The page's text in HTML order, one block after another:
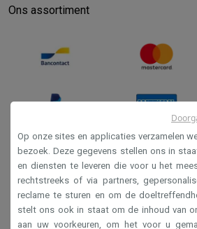
Ons assortiment
Privacy
Disclaimer
Op onze sites en applicaties verzamelen
bezoek. Deze gegevens stellen ons in
en diensten te leveren die voor u het
rechtstreeks of via partners,
reclame te sturen en om de
stelt ons ook in staat om de inhoud van
aan uw voorkeuren, om het voor u